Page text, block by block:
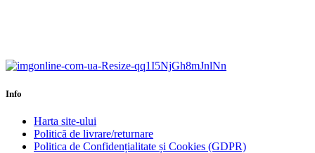
Info
Harta site-ului
Politică de livrare/returnare
Politica de Confidențialitate și Cookies (GDPR)